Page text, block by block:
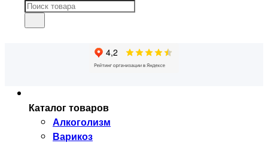
Каталог товаров
Алкоголизм
Варикоз